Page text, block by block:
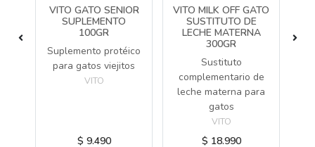
VITO GATO SENIOR
SUPLEMENTO
100GR
Suplemento protéico
para gatos viejitos
VITO
$ 9.490
VITO MILK OFF GATO
SUSTITUTO DE
LECHE MATERNA
300GR
Sustituto
complementario de
leche materna para
gatos
VITO
$ 18.990